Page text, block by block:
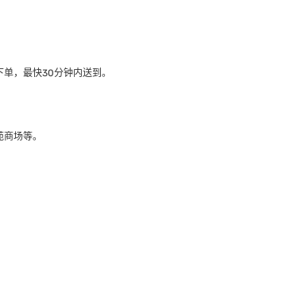
，最快30分钟内送到​。
场等。